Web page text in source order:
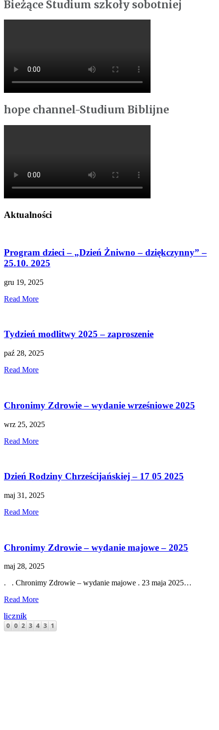
Bieżące Studium szkoły sobotniej
hope channel-Studium Biblijne
Aktualności
Program dzieci – „Dzień Żniwno – dziękczynny” –
25.10. 2025
gru 19, 2025
Read More
Tydzień modlitwy 2025 – zaproszenie
paź 28, 2025
Read More
Chronimy Zdrowie – wydanie wrześniowe 2025
wrz 25, 2025
Read More
Dzień Rodziny Chrześcijańskiej – 17 05 2025
maj 31, 2025
Read More
Chronimy Zdrowie – wydanie majowe – 2025
maj 28, 2025
. . Chronimy Zdrowie – wydanie majowe . 23 maja 2025…
Read More
licznik